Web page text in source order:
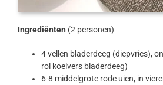
Ingrediënten (2 personen)
4 vellen bladerdeeg (diepvries),
rol koelvers bladerdeeg)
6-8 middelgrote rode uien, in